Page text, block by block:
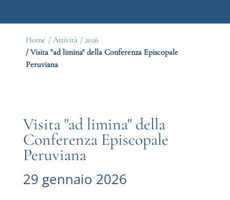
Home / Attività / 2026
/ Visita "ad limina" della Conferenza Episcopale
Peruviana
Visita "ad limina" della
Conferenza Episcopale
Peruviana
29 gennaio 2026